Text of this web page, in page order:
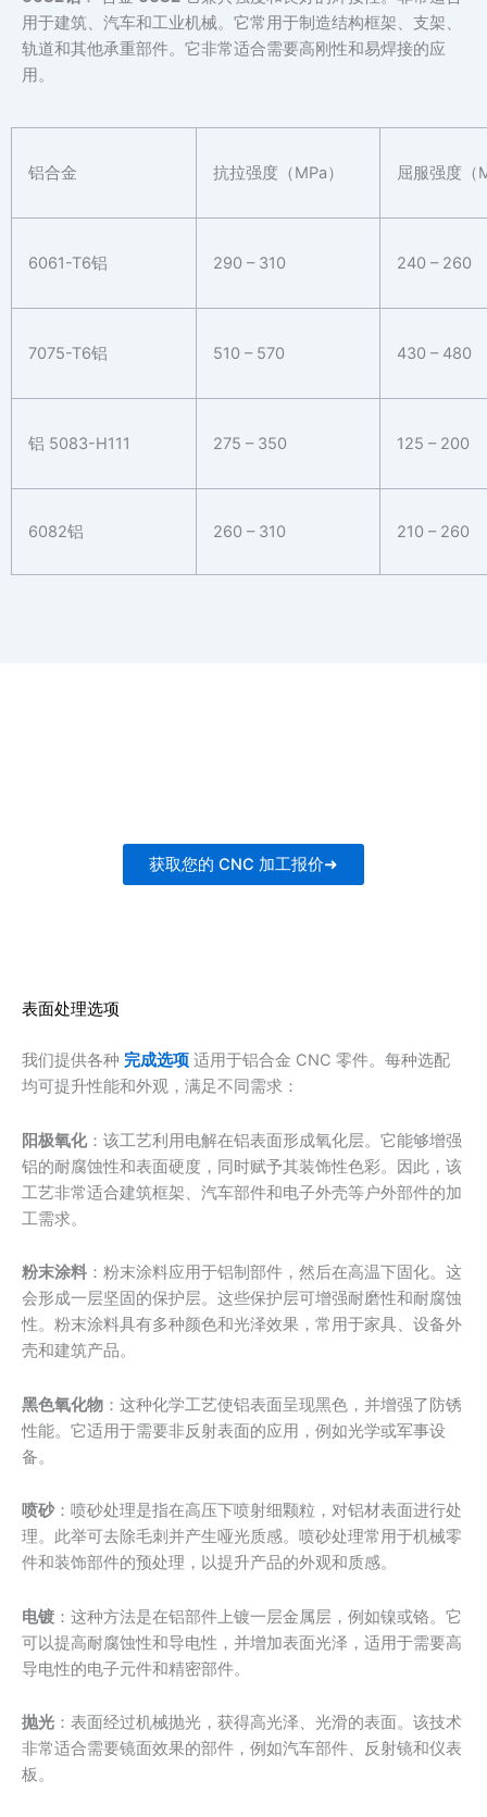
用于建筑、汽车和工业机械。它常用于制造结构框架、支架、
轨道和其他承重部件。它非常适合需要高刚性和易焊接的应
用。
铝合金 抗拉强度（MPa） 屈服强度（
6061-T6铝 290 – 310 240 – 260
7075-T6铝 510 – 570 430 – 480
铝 5083-H111 275 – 350 125 – 200
6082铝 260 – 310 210 – 260
获取您的 CNC 加工报价➜
表面处理选项
我们提供各种 完成选项 适用于铝合金 CNC 零件。每种选配
均可提升性能和外观，满足不同需求：
阳极氧化：该工艺利用电解在铝表面形成氧化层。它能够增强
铝的耐腐蚀性和表面硬度，同时赋予其装饰性色彩。因此，该
工艺非常适合建筑框架、汽车部件和电子外壳等户外部件的加
工需求。
粉末涂料 ：粉末涂料应用于铝制部件，然后在高温下固化。这
会形成一层坚固的保护层。这些保护层可增强耐磨性和耐腐蚀
性。粉末涂料具有多种颜色和光泽效果，常用于家具、设备外
壳和建筑产品。
黑色氧化物 ：这种化学工艺使铝表面呈现黑色，并增强了防锈
性能。它适用于需要非反射表面的应用，例如光学或军事设
备。
喷砂：喷砂处理是指在高压下喷射细颗粒，对铝材表面进行处
理。此举可去除毛刺并产生哑光质感。喷砂处理常用于机械零
件和装饰部件的预处理，以提升产品的外观和质感。
电镀 ：这种方法是在铝部件上镀一层金属层，例如镍或铬。它
可以提高耐腐蚀性和导电性，并增加表面光泽，适用于需要高
导电性的电子元件和精密部件。
抛光 ：表面经过机械抛光，获得高光泽、光滑的表面。该技术
非常适合需要镜面效果的部件，例如汽车部件、反射镜和仪表
板。